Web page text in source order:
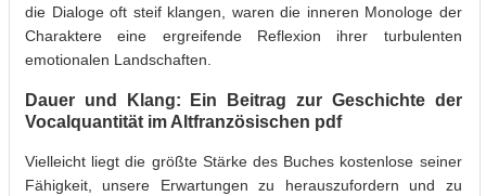
die Dialoge oft steif klangen, waren die inneren Monologe der
Charaktere eine ergreifende Reflexion ihrer turbulenten
emotionalen Landschaften.
Dauer und Klang: Ein Beitrag zur Geschichte der
Vocalquantität im Altfranzösischen pdf
Vielleicht liegt die größte Stärke des Buches kostenlose seiner
Fähigkeit, unsere Erwartungen zu herauszufordern und zu